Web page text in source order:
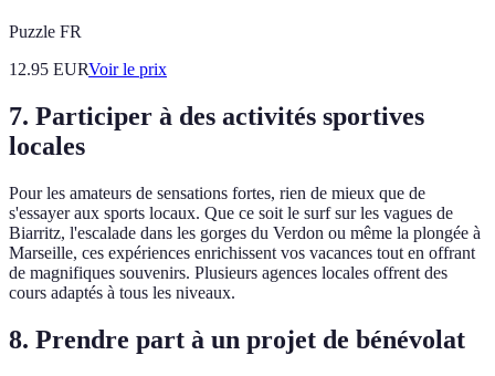
Puzzle FR
12.95 EURVoir le prix
7. Participer à des activités sportives
locales
Pour les amateurs de sensations fortes, rien de mieux que de
s'essayer aux sports locaux. Que ce soit le surf sur les vagues de
Biarritz, l'escalade dans les gorges du Verdon ou même la plongée à
Marseille, ces expériences enrichissent vos vacances tout en offrant
de magnifiques souvenirs. Plusieurs agences locales offrent des
cours adaptés à tous les niveaux.
8. Prendre part à un projet de bénévolat